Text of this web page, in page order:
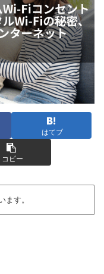
はてブ
コピー
ます。